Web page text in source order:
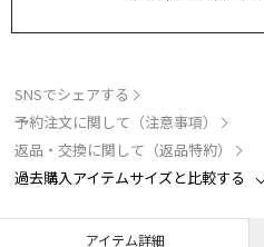
SNSでシェアする
予約注文に関して（注意事項）
返品・交換に関して（返品特約）
過去購入アイテムサイズと比較する
アイテム詳細